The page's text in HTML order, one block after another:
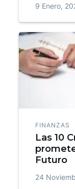
9 Enero,
FINANZAS
Las 10
Futuro
24